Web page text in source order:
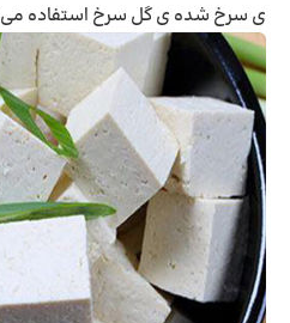
ی سرخ شده ی گل سرخ استفاده می